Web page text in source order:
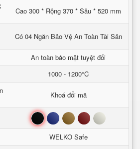
Cao 300 * Rộng 370 * Sâu * 520 mm
Có 04 Ngăn Bảo Vệ An Toàn Tài Sản
An toàn bảo mật tuyệt đối
1000 - 1200°C
Khoá đổi mã
Đen Xanh Nâu Đỏ Trắng
WELKO Safe